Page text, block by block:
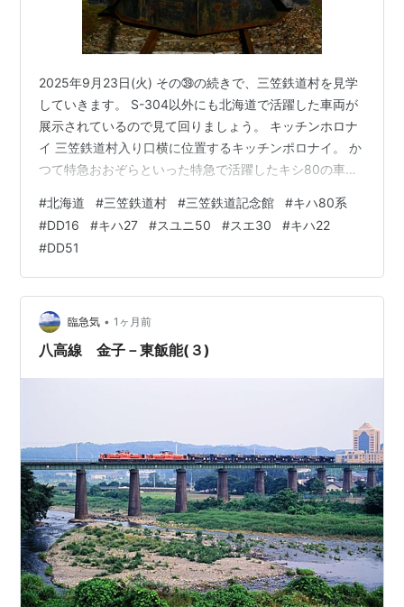
2025年9月23日(火) その㊴の続きで、三笠鉄道村を見学
していきます。 S-304以外にも北海道で活躍した車両が
展示されているので見て回りましょう。 キッチンホロナ
イ 三笠鉄道村入り口横に位置するキッチンポロナイ。 か
つて特急おおぞらといった特急で活躍したキシ80の車内
がらここで食事をいただくことはできず… ワム66172 セ
キ6657 キッチンポロナイの隣にはDE10に繋がれたワム
やセキが。 ここのワムは業務用車両だった頃の塗装にな
っています。 (信号機器専用ということは中継信号や電気
転轍機といったものを輸送していたのでしょうか…？) …
#北海道 #三笠鉄道村 #三笠鉄道記念館 #キハ80系
#DD16 #キハ27 #スユニ50 #スエ30 #キハ22
#DD51
臨急気 • 1ヶ月前
八高線 金子－東飯能(３)